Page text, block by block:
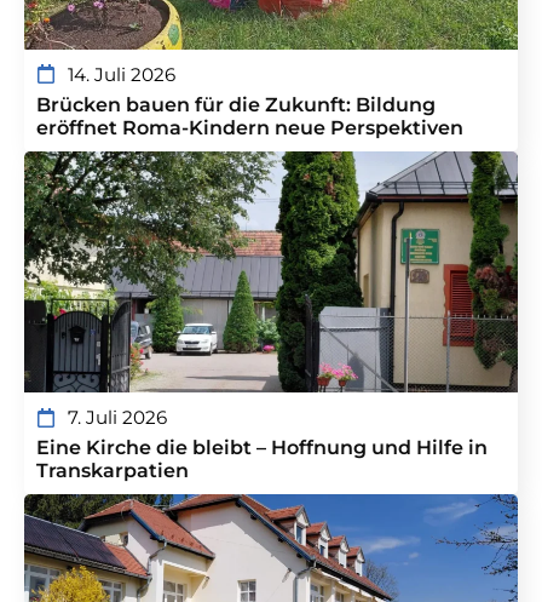
14. Juli 2026
Brücken bauen für die Zukunft: Bildung
eröffnet Roma-Kindern neue Perspektiven
7. Juli 2026
Eine Kirche die bleibt – Hoffnung und Hilfe in
Transkarpatien